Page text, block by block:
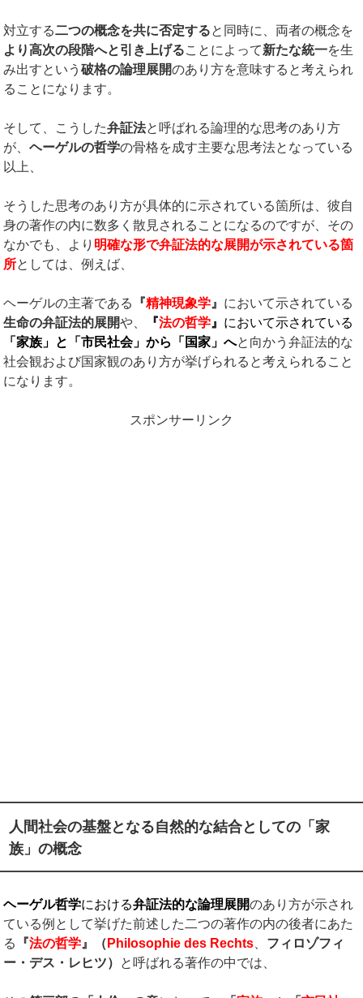
対立する二つの概念を共に否定すると同時に、両者の概念を
より高次の段階へと引き上げることによって新たな統一を生
み出すという破格の論理展開のあり方を意味すると考えられ
ることになります。
そして、こうした弁証法と呼ばれる論理的な思考のあり方
が、ヘーゲルの哲学の骨格を成す主要な思考法となっている
以上、
そうした思考のあり方が具体的に示されている箇所は、彼自
身の著作の内に数多く散見されることになるのですが、その
なかでも、より 明確な形で弁証法的な展開が示されている箇
所としては、例えば、
ヘーゲルの主著である 『精神現象学 』 において示されている
生命の弁証法的展開や、 『法の哲学 』 において示されている
「家族」と「市民社会」から「国家」へと向かう弁証法的な
社会観および国家観のあり方が挙げられると考えられること
になります。
スポンサーリンク
人間社会の基盤となる自然的な結合としての「家
族」の概念
ヘーゲル哲学における弁証法的な論理展開のあり方が示され
ている例として挙げた前述した二つの著作の内の後者にあた
る
『法の哲学 』（ Philosophie des Rechts
フィロゾフィ
ー・デス・レヒツ） と呼ばれる著作の中では、